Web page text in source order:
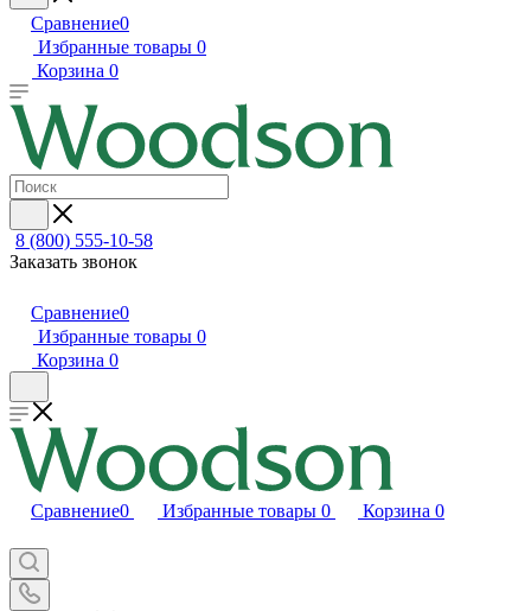
Сравнение0
Избранные товары 0
Корзина 0
8 (800) 555-10-58
Заказать звонок
Сравнение0
Избранные товары 0
Корзина 0
Сравнение0 Избранные товары 0 Корзина 0